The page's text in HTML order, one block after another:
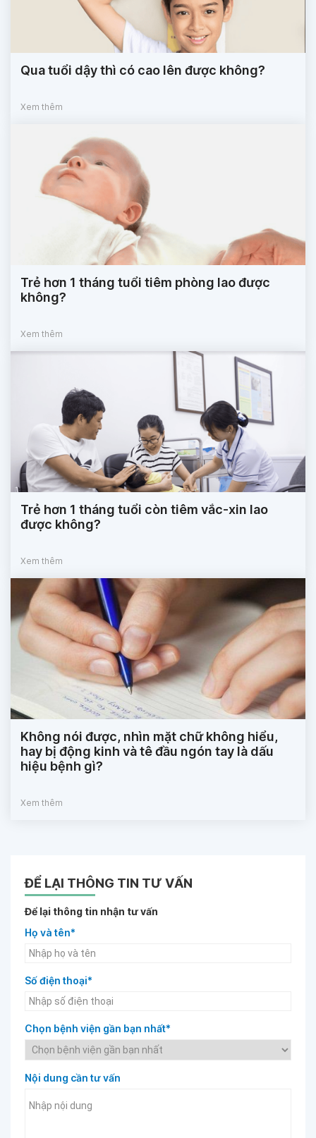
Qua tuổi dậy thì có cao lên được không?
Xem thêm
Trẻ hơn 1 tháng tuổi tiêm phòng lao được
không?
Xem thêm
Trẻ hơn 1 tháng tuổi còn tiêm vắc-xin lao
được không?
Xem thêm
Không nói được, nhìn mặt chữ không hiểu,
hay bị động kinh và tê đầu ngón tay là dấu
hiệu bệnh gì?
Xem thêm
ĐỂ LẠI THÔNG TIN TƯ VẤN
Để lại thông tin nhận tư vấn
Họ và tên*
Số điện thoại*
Chọn bệnh viện gần bạn nhất*
Nội dung cần tư vấn